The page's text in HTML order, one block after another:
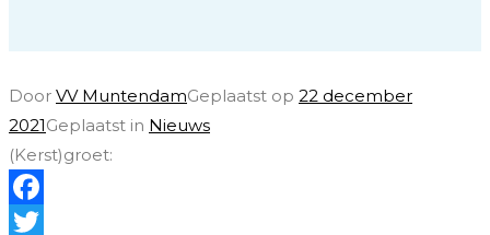
Door VV MuntendamGeplaatst op 22 december
2021Geplaatst in Nieuws
(Kerst)groet:
Facebook